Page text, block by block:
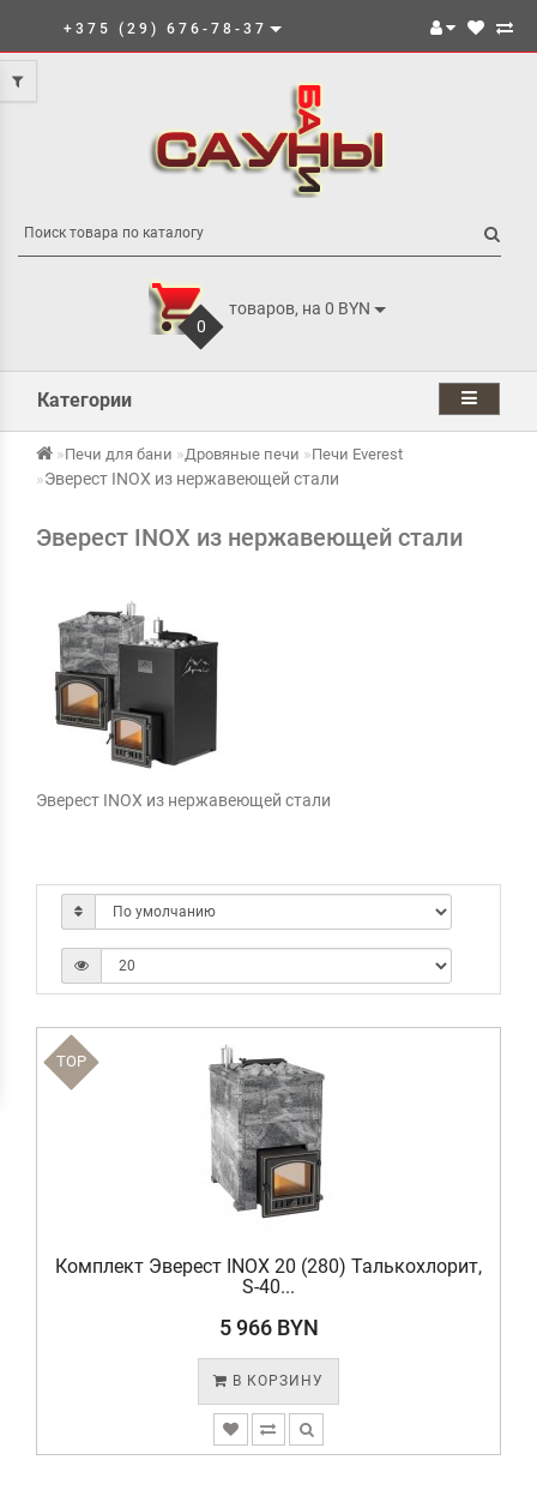
+375 (29) 676-78-37
0
товаров, на 0 BYN
Категории
Печи для бани Дровяные печи Печи Everest
Эверест INOX из нержавеющей стали
Эверест INOX из нержавеющей стали
Эверест INOX из нержавеющей стали
TOP
Комплект Эверест INOX 20 (280) Талькохлорит,
S-40...
5 966 BYN
В КОРЗИНУ